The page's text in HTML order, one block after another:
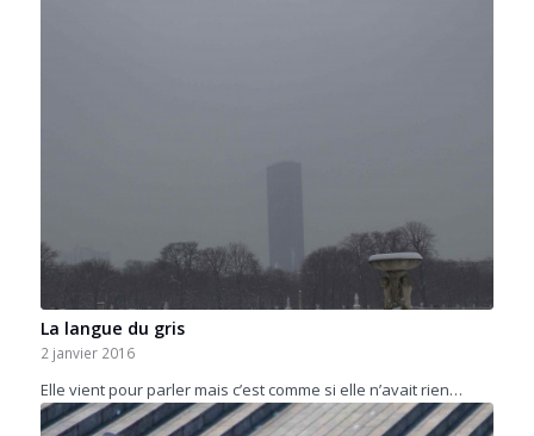
La langue du gris
2 janvier 2016
Elle vient pour parler mais c’est comme si elle n’avait rien…